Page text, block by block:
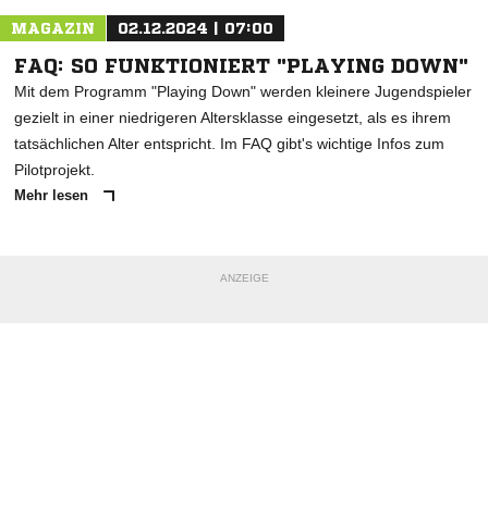
MAGAZIN 02.12.2024 | 07:00
FAQ: SO FUNKTIONIERT "PLAYING DOWN"
Mit dem Programm "Playing Down" werden kleinere Jugendspieler
gezielt in einer niedrigeren Altersklasse eingesetzt, als es ihrem
tatsächlichen Alter entspricht. Im FAQ gibt's wichtige Infos zum
Pilotprojekt.
Mehr lesen
ANZEIGE